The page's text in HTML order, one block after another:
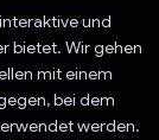
und
bietet. Wir gehen
mit einem
bei dem
werden.